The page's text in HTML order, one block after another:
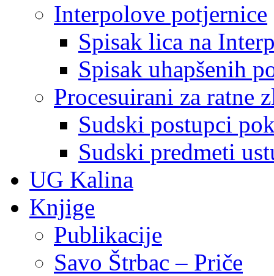
Interpolove potjernice
Spisak lica na
Spisak uhapšenih
Procesuirani za ratne
Sudski postupci
Sudski predmeti
UG Kalina
Knjige
Publikacije
Savo Štrbac – Priče